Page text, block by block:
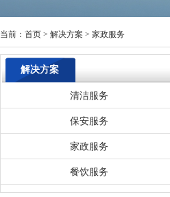
当前： 首页 > 解决方案 > 家政服务
解决方案
清洁服务
保安服务
家政服务
餐饮服务